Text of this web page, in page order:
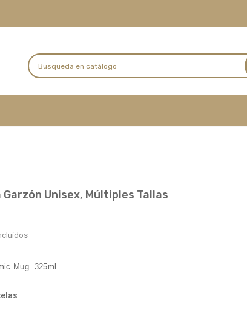
Garzón Unisex, Múltiples Tallas
Mug. 325ml